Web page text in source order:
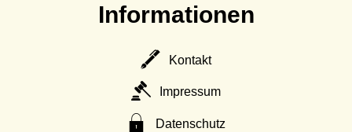
Informationen
Kontakt
Impressum
Datenschutz